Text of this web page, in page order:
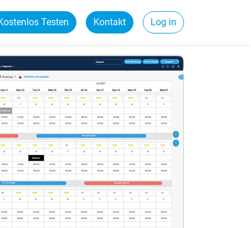
Testen Kontakt Log in